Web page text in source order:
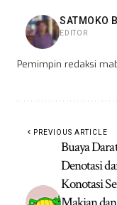
SATMOKO
EDITOR
Pemimpin redaksi
PREVIOUS ARTICLE
Buaya
Denotasi
Konotasi